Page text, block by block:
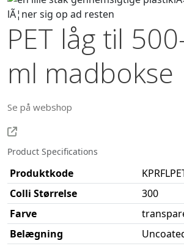
PET låg til
ml madbokse
Se på webshop
Product Specifications
Produktkode
Colli Størrelse
300
Farve
Belægning